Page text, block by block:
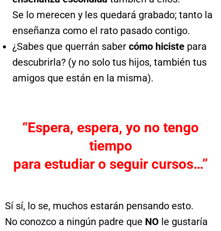
Se lo merecen y les quedará grabado; tanto la
enseñanza como el rato pasado contigo.
¿Sabes que querrán saber cómo hiciste para
descubrirla? (y no solo tus hijos, también tus
amigos que están en la misma).
“Espera, espera, yo no tengo
tiempo
para estudiar o seguir cursos…”
Sí sí, lo se, muchos estarán pensando esto.
No conozco a ningún padre que NO le gustaría